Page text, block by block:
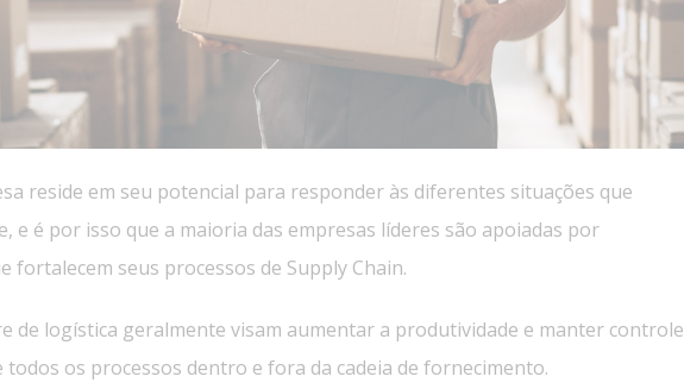
reside em seu potencial para responder às diferentes situações que
e é por isso que a maioria das empresas líderes são apoiadas por
fortalecem seus processos de Supply Chain.
de logística geralmente visam aumentar a produtividade e manter controle
todos os processos dentro e fora da cadeia de fornecimento.